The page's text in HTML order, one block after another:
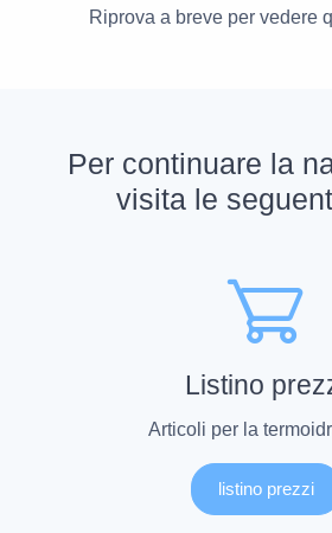
Riprova a breve per vedere
Per continuare la
visita le
Listino
Articoli per la
listino prezzi